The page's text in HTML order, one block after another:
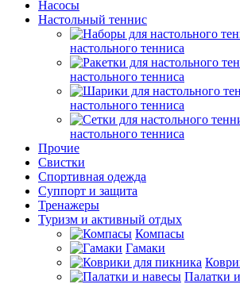
Насосы
Настольный теннис
настольного тенниса
настольного тенниса
настольного тенниса
настольного тенниса
Прочие
Свистки
Спортивная одежда
Суппорт и защита
Тренажеры
Туризм и активный отдых
Компасы
Гамаки
Палатки